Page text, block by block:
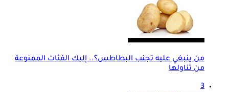
من ينبغي عليه تجنب البطاطس؟.. إليك الفئات الممنوعة
من تناولها
3